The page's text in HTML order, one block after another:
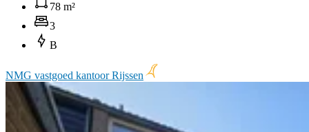
78 m²
3
B
NMG vastgoed kantoor Rijssen